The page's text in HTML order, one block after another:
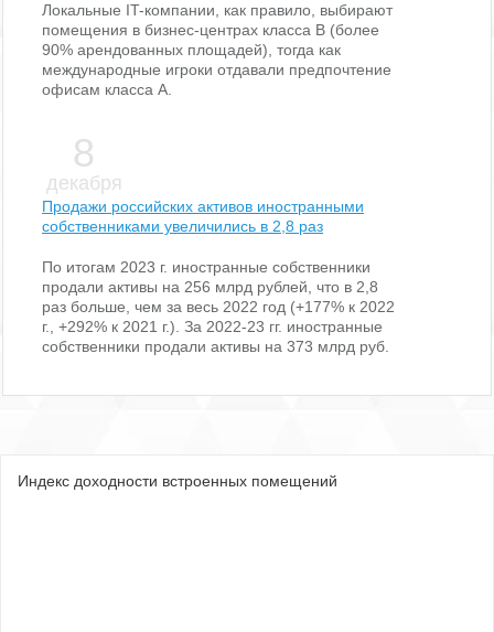
Индекс доходности встроенных помещений
Локальные IT-компании, как правило, выбирают
помещения в бизнес-центрах класса В (более
90% арендованных площадей), тогда как
международные игроки отдавали предпочтение
офисам класса А.
8
декабря
Продажи российских активов иностранными
собственниками увеличились в 2,8 раз
По итогам 2023 г. иностранные собственники
продали активы на 256 млрд рублей, что в 2,8
раз больше, чем за весь 2022 год (+177% к 2022
г., +292% к 2021 г.). За 2022-23 гг. иностранные
собственники продали активы на 373 млрд руб.